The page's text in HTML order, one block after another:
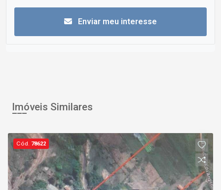
Enviar meu interesse
Imóveis Similares
Cód. 78622